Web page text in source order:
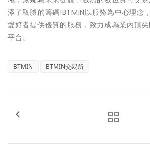
添了取勝的籌碼!BTMIN以服務為中心理念
愛好者提供優質的服務，致力成為業內頂
平台。
BTMIN BTMIN交易所